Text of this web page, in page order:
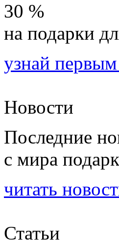
30 %
на подарки
узнай
Новости
Последние
с мира
читать
Статьи